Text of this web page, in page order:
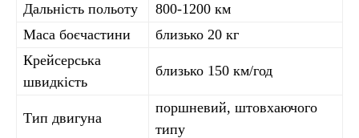
Дальність польоту
800-1200 км
Маса боєчастини
близько 20 кг
Крейсерська
швидкість
близько 150 км/год
Тип двигуна
поршневий, штовхаючого
типу